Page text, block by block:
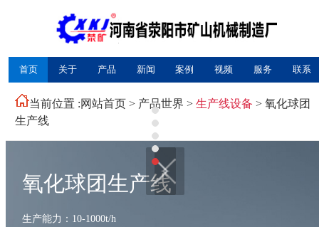
首页 关于 产品 新闻 案例 视频 服务 联系
当前位置 :网站首页 > 产品世界 >生产线设备 > 氧化球团
生产线
氧化球团生产线
生产能力：10-1000t/h